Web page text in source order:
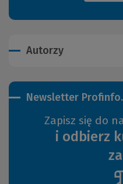
Autorzy
Newsletter
Zapisz się do
i odbierz